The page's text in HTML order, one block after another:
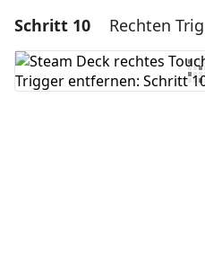
Schritt 10 Rechten